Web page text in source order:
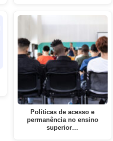
Políticas de acesso e
permanência no ensino
superior…